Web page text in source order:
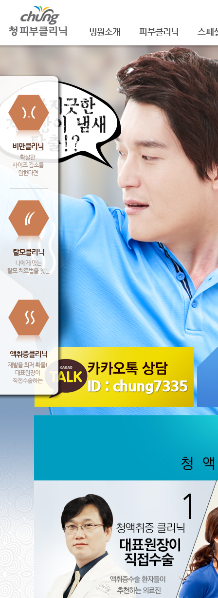
병원소개 피부클리닉 스페
레이저장비소개
병원 둘러보기
찾아오시는 길
공지사항
여드름
여드름자국/흉터
모공
기미/색소
주근깨/잡티
점/검버섯
피부질환치료
셀라
셀라
레이
주름/
제모
FNS
백옥
신데
슈링
셀렉